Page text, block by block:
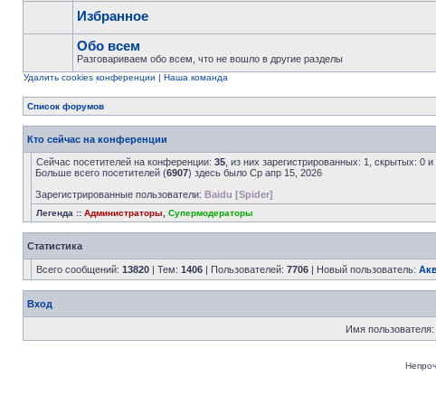
Избранное
Обо всем
Разговариваем обо всем, что не вошло в другие разделы
Удалить cookies конференции | Наша команда
Список форумов
Кто сейчас на конференции
Сейчас посетителей на конференции: 35 , из них зарегистрированных: 1, скрытых: 0
Больше всего посетителей (6907) здесь было Ср апр 15, 2026
Зарегистрированные пользователи: Baidu [Spider]
Легенда :: Администраторы Супермодераторы
Статистика
Всего сообщений: 13820 | Тем: 1406 | Пользователей: 7706 | Новый пользователь:
Вход
Имя пользователя: